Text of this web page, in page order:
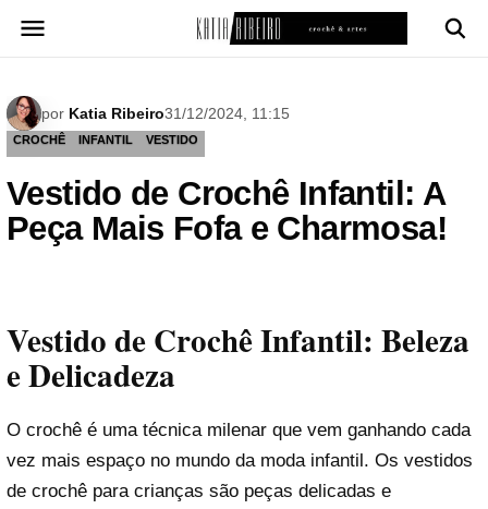
para
por Katia Ribeiro31/12/2024, 11:15
CROCHÊ INFANTIL VESTIDO
Vestido de Crochê Infantil: A
Peça Mais Fofa e Charmosa!
Vestido de Crochê Infantil: Beleza
e Delicadeza
O crochê é uma técnica milenar que vem ganhando cada
vez mais espaço no mundo da moda infantil. Os vestidos
de crochê para crianças são peças delicadas e